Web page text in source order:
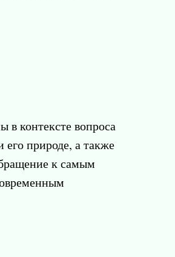
в контексте вопроса
его природе, а также
к самым